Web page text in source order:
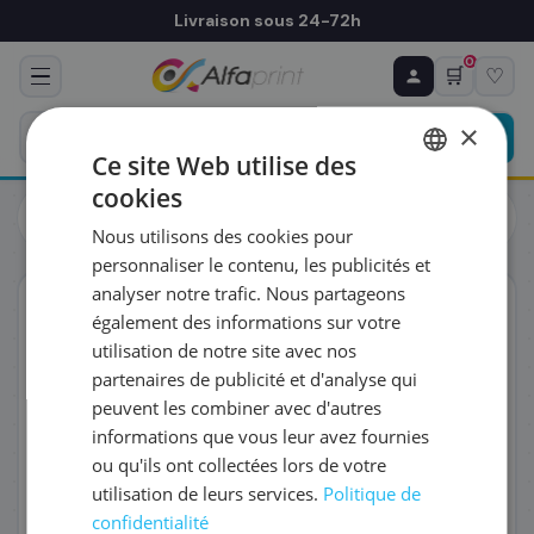
Livraison sous 24-72h
🛒
0
♡
Cartouches
Canon
700 pages
ORIGINAL
♻ COMMANDE RÉCURRENTE
Prévoyez & économisez
Programmez votre prochain achat — notre équipe
vous prépare un devis personnalisé
RÉFÉRENCE DU PRODUIT
FRÉQUENCE
QUANTITÉ PAR LIVRAISON
DATE DE PREMIÈRE LIVRAISON SOUHAITÉE
×
Ce site Web utilise des
cookies
Nous utilisons des cookies pour
personnaliser le contenu, les publicités et
analyser notre trafic. Nous partageons
également des informations sur votre
utilisation de notre site avec nos
partenaires de publicité et d'analyse qui
peuvent les combiner avec d'autres
informations que vous leur avez fournies
ou qu'ils ont collectées lors de votre
utilisation de leurs services. Politique de
confidentialité